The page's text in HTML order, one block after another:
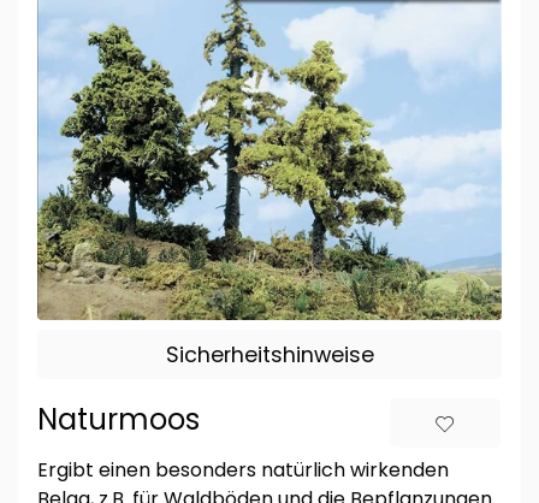
Sicherheitshinweise
Naturmoos
Ergibt einen besonders natürlich wirkenden